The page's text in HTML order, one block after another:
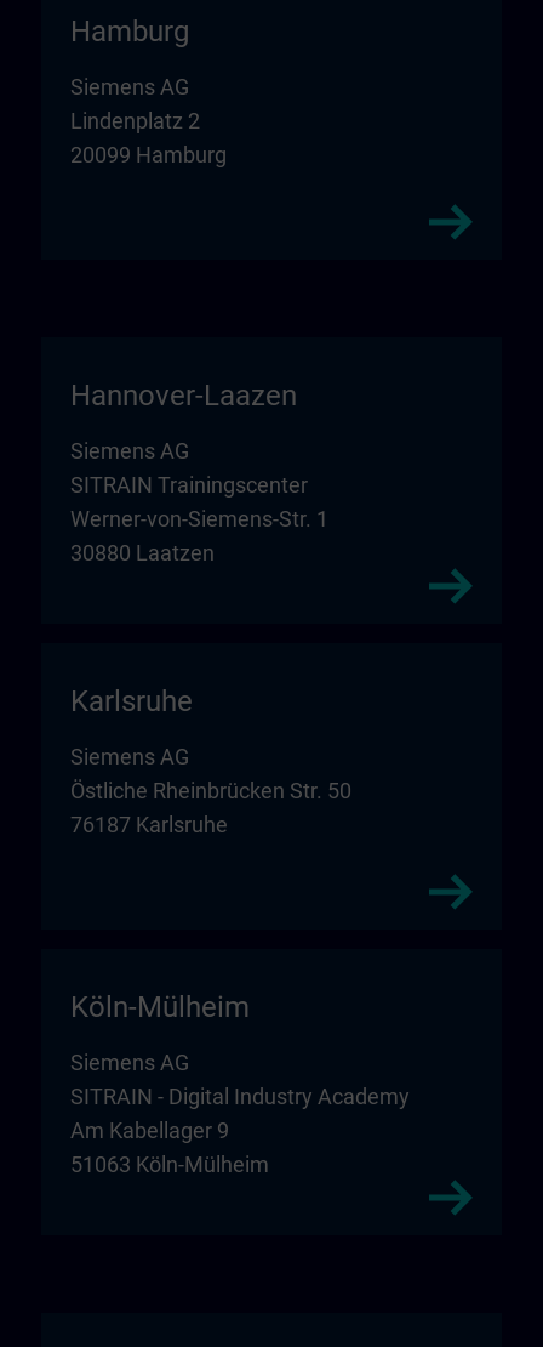
Hamburg
Siemens AG
Lindenplatz 2
20099 Hamburg
Hannover-Laazen
Siemens AG
SITRAIN Trainingscenter
Werner-von-Siemens-Str. 1
30880 Laatzen
Karlsruhe
Siemens AG
Östliche Rheinbrücken Str. 50
76187 Karlsruhe
Köln-Mülheim
Siemens AG
SITRAIN - Digital Industry Academy
Am Kabellager 9
51063 Köln-Mülheim